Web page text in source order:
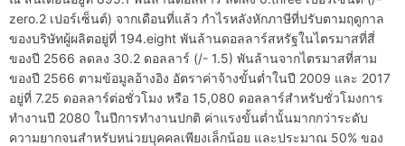
zero.2 เปอร์เซ็นต์) จากเดือนที่แล้ว กำไรหลังหักภาษีที่ปรับตามฤดูกาล
ของบริษัทผู้ผลิตอยู่ที่ 194.eight พันล้านดอลลาร์สหรัฐในไตรมาสที่สี่
ของปี 2566 ลดลง 30.2 ดอลลาร์ (/- 1.5) พันล้านจากไตรมาสที่สาม
ของปี 2566 ตามข้อมูลอ้างอิง อัตราค่าจ้างขั้นต่ำในปี 2009 และ 2017
อยู่ที่ 7.25 ดอลลาร์ต่อชั่วโมง หรือ 15,080 ดอลลาร์สำหรับชั่วโมงการ
ทำงานปี 2080 ในปีการทำงานปกติ ค่าแรงขั้นต่ำนั้นมากกว่าระดับ
ความยากจนสำหรับหน่วยบุคคลเพียงเล็กน้อย และประมาณ 50% ของ